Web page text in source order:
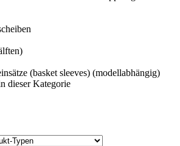
(basket sleeves) (modellabhängig)
dieser Kategorie